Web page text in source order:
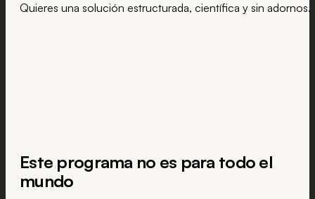
Quieres una solución estructurada, científica y sin adornos.
Este programa no es para todo el
mundo